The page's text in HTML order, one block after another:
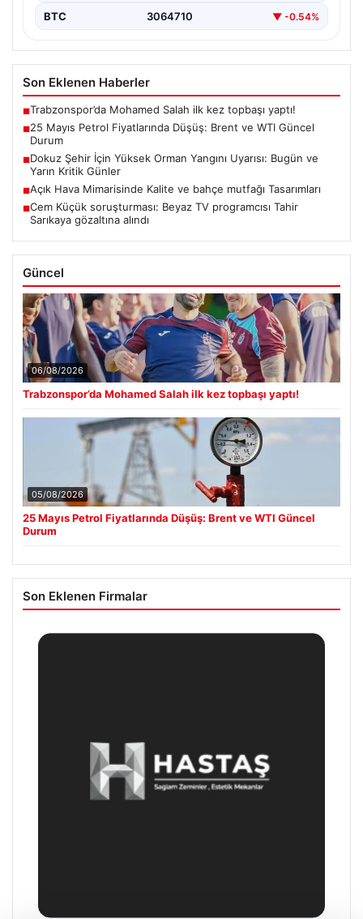
BTC 3064710 ▼ -0.54%
Son Eklenen Haberler
■Trabzonspor’da Mohamed Salah ilk kez topbaşı yaptı!
■25 Mayıs Petrol Fiyatlarında Düşüş: Brent ve WTI Güncel
Durum
■Dokuz Şehir İçin Yüksek Orman Yangını Uyarısı: Bugün ve
Yarın Kritik Günler
■Açık Hava Mimarisinde Kalite ve bahçe mutfağı Tasarımları
■Cem Küçük soruşturması: Beyaz TV programcısı Tahir
Sarıkaya gözaltına alındı
Güncel
06/08/2026
Trabzonspor’da Mohamed Salah ilk kez topbaşı yaptı!
05/08/2026
25 Mayıs Petrol Fiyatlarında Düşüş: Brent ve WTI Güncel
Durum
Son Eklenen Firmalar